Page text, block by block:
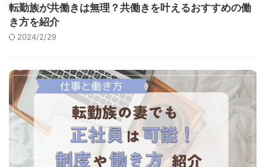
転勤族が共働きは無理？共働きを叶えるおすすめの働
き方を紹介
2024/2/29